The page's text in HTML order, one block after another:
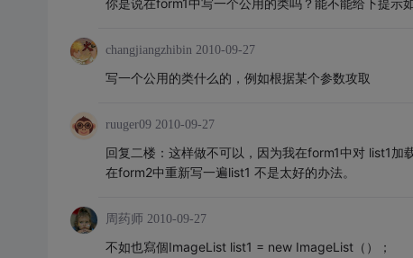
你是说在form1中写一个公用的类吗？能不能给下提示
changjiangzhibin 2010-09-27
写一个公用的类什么的，例如根据某个参数攻取
ruuger09 2010-09-27
回复二楼：这样做不可以，因为我在form1中对 list1加
在form2中重新写一遍list1 不是太好的办法。
周药师 2010-09-27
不如也寫個ImageList list1 = new ImageList（）；